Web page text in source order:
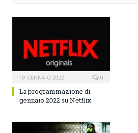
10 GENNAIO 2022 0
La programmazione di
gennaio 2022 su Netflix